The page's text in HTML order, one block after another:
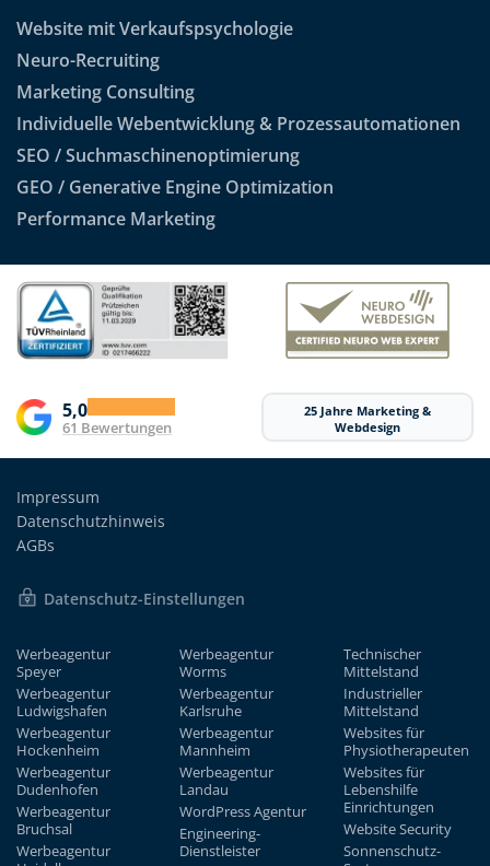
Website mit Verkaufspsychologie
Neuro-Recruiting
Marketing Consulting
Individuelle Webentwicklung & Prozessautomationen
SEO / Suchmaschinenoptimierung
GEO / Generative Engine Optimization
Performance Marketing
5,0
61 Bewertungen
25 Jahre Marketing &
Webdesign
Impressum
Datenschutzhinweis
AGBs
Datenschutz-Einstellungen
Werbeagentur
Speyer
Werbeagentur
Ludwigshafen
Werbeagentur
Hockenheim
Werbeagentur
Dudenhofen
Werbeagentur
Bruchsal
Werbeagentur
Werbeagentur
Worms
Werbeagentur
Karlsruhe
Werbeagentur
Mannheim
Werbeagentur
Landau
WordPress Agentur
Engineering-
Dienstleister
Technischer
Mittelstand
Industrieller
Mittelstand
Websites für
Physiotherapeuten
Websites für
Lebenshilfe
Einrichtungen
Website Security
Sonnenschutz-